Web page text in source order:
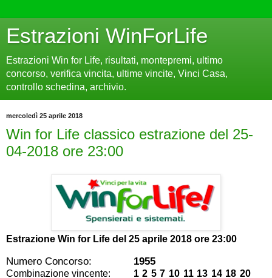
Estrazioni WinForLife
Estrazioni Win for Life, risultati, montepremi, ultimo
concorso, verifica vincita, ultime vincite, Vinci Casa,
controllo schedina, archivio.
mercoledì 25 aprile 2018
Win for Life classico estrazione del 25-
04-2018 ore 23:00
Estrazione Win for Life del 25 aprile 2018 ore 23:00
Numero Concorso: 1955
Combinazione vincente:
1 2 5 7 10 11 13 14 18 20